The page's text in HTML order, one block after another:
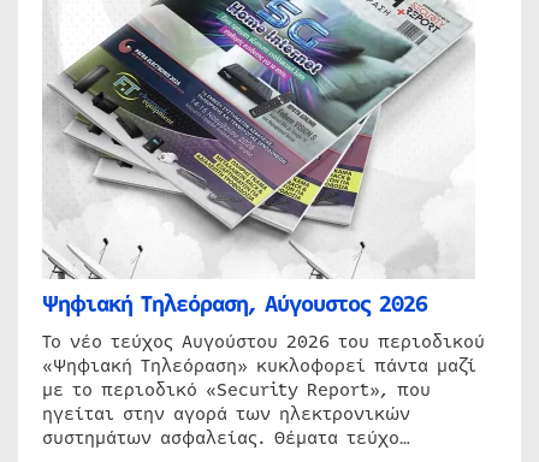
Ψηφιακή Τηλεόραση, Αύγουστος 2026
Το νέο τεύχος Αυγούστου 2026 του περιοδικού
«Ψηφιακή Τηλεόραση» κυκλοφορεί πάντα μαζί
με το περιοδικό «Security Report», που
ηγείται στην αγορά των ηλεκτρονικών
συστημάτων ασφαλείας. Θέματα τεύχο…